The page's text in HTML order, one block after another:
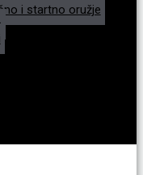
i startno oružje